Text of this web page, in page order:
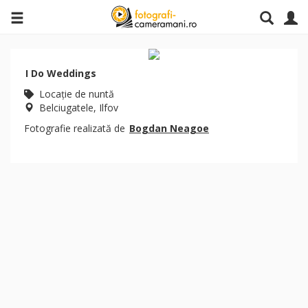
I Do Weddings
Locaţie de nuntă
Belciugatele, Ilfov
Fotografie realizată de Bogdan Neagoe